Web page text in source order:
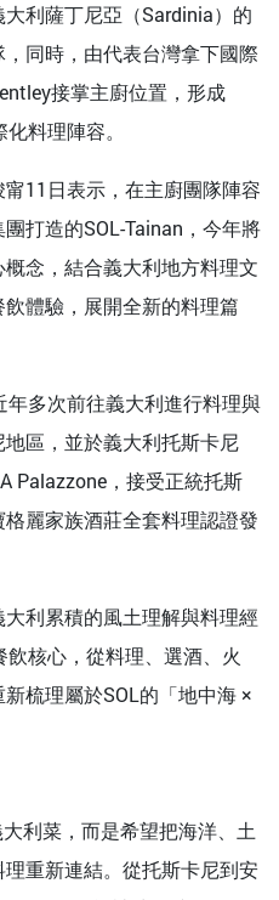
利薩丁尼亞（Sardinia）的
同時，由代表台灣拿下國際
接掌主廚位置，形成
料理陣容。
11日表示，在主廚團隊陣容
打造的SOL-Tainan，今年將
念，結合義大利地方料理文
體驗，展開全新的料理篇
年多次前往義大利進行料理與
區，並於義大利托斯卡尼
Palazzone，接受正統托斯
麗家族酒莊全套料理認證發
利累積的風土理解與料理經
飲核心，從料理、選酒、火
梳理屬於SOL的「地中海 ×
利菜，而是希望把海洋、土
重新連結。從托斯卡尼到安